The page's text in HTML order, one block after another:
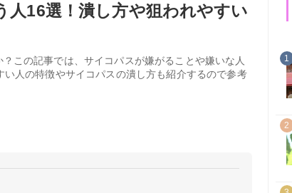
16選！潰し方や狙われやすい
この記事では、サイコパスが嫌がることや嫌いな人
人の特徴やサイコパスの潰し方も紹介するので参考
1
2